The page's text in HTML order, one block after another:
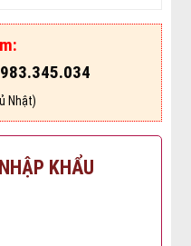
Nhật)
KHẨU